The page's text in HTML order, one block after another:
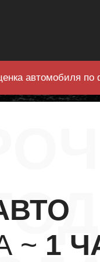
автомобиля
~ 1